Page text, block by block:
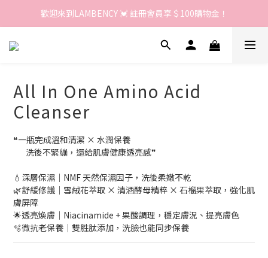
歡迎來到LAMBENCY 💓 註冊會員享＄100購物金！
歡迎來到LAMBENCY 💓 註冊會員享＄100購物金！
加入LINE好友 領優惠卷＄150
All In One Amino Acid
Cleanser
❝一瓶完成溫和清潔 × 水潤保養
       洗後不緊繃，還給肌膚健康透亮感❞
💧深層保濕｜NMF 天然保濕因子，洗後柔嫩不乾
🌿舒緩修護｜雪絨花萃取 × 清酒酵母精粹 × 石榴果萃取，強化肌
膚屏障
🌟透亮煥膚｜Niacinamide + 果酸調理，穩定膚況、提亮膚色
🫧微抗老保養｜雙胜肽添加，洗臉也能同步保養